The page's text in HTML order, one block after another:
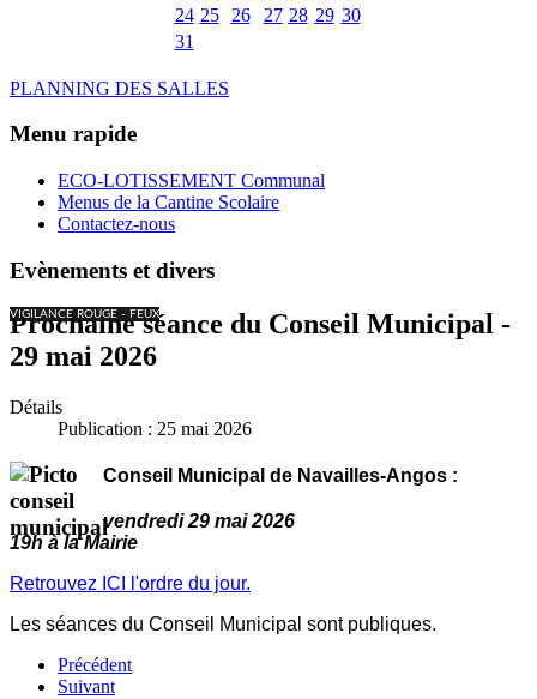
24 25 26 27 28 29 30
31
PLANNING DES SALLES
Menu rapide
ECO-LOTISSEMENT Communal
Menus de la Cantine Scolaire
Contactez-nous
Evènements et divers
VIGILANCE ROUGE - FEUX
Prochaine séance du Conseil Municipal -
29 mai 2026
Détails
Publication : 25 mai 2026
Conseil Municipal de Navailles-Angos :
vendredi 29 mai 2026
19h à la Mairie
Retrouvez ICI l'ordre du jour.
Les séances du Conseil Municipal sont publiques.
Précédent
Suivant